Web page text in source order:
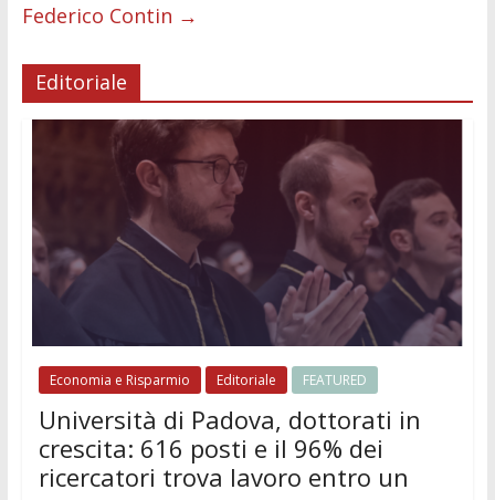
Federico Contin →
Editoriale
Economia e Risparmio Editoriale FEATURED
Università di Padova, dottorati in
crescita: 616 posti e il 96% dei
ricercatori trova lavoro entro un